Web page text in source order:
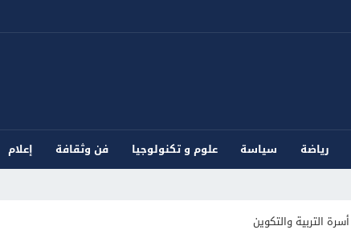
رياضة سياسة علوم و تكنولوجيا فن وثقافة
إعلام
التربية والتكوين